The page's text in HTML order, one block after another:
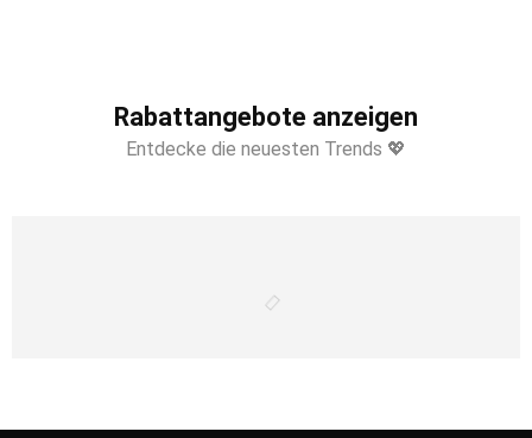
Rabattangebote anzeigen
Entdecke die neuesten Trends 💖